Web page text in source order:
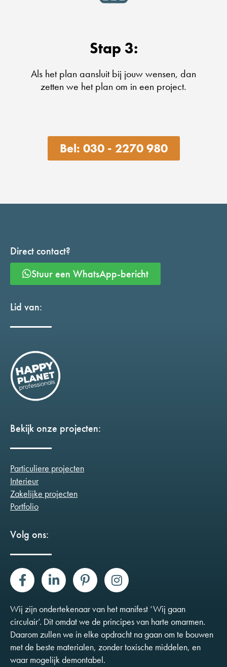
Stap 3:
Als het plan aansluit bij jouw wensen, dan
zetten we het plan om in een project.
Bel: 030 - 2270 980
Direct contact?
Stuur een WhatsApp-bericht
Lid van:
Bekijk onze projecten:
Particuliere projecten
Interieur
Zakelijke projecten
Portfolio
Volg ons:
Wij zijn ondertekenaar van het manifest ‘Wij gaan
circulair’. Dit omdat we de principes van harte omarmen.
Daarom zullen we in elke opdracht na gaan om te bouwen
met de beste materialen, zonder toxische middelen, en
waar mogelijk demontabel.